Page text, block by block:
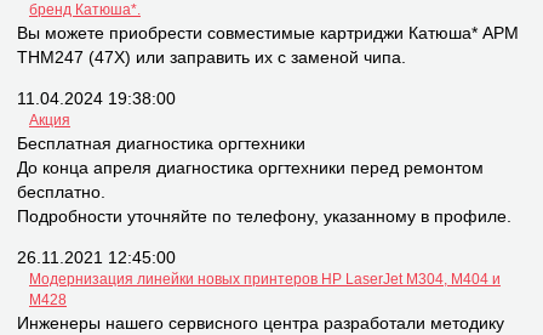
бренд Катюша*.
Вы можете приобрести совместимые картриджи Катюша* APM
THM247 (47X) или заправить их с заменой чипа.
11.04.2024 19:38:00
Акция
Бесплатная диагностика оргтехники
До конца апреля диагностика оргтехники перед ремонтом
бесплатно.
Подробности уточняйте по телефону, указанному в профиле.
26.11.2021 12:45:00
Модернизация линейки новых принтеров НР LaserJet M304, M404 и
M428
Инженеры нашего сервисного центра разработали методику